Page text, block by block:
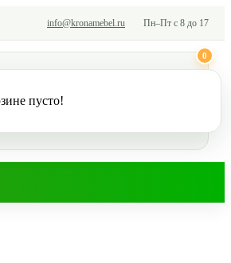
info@kronamebel.ru Пн–Пт с 8 до 17
0
пусто!